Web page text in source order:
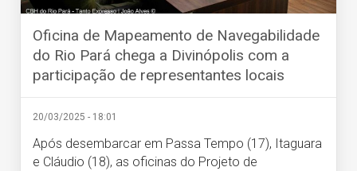
Oficina de Mapeamento de Navegabilidade
do Rio Pará chega a Divinópolis com a
participação de representantes locais
20/03/2025 - 18:01
Após desembarcar em Passa Tempo (17), Itaguara
e Cláudio (18), as oficinas do Projeto de